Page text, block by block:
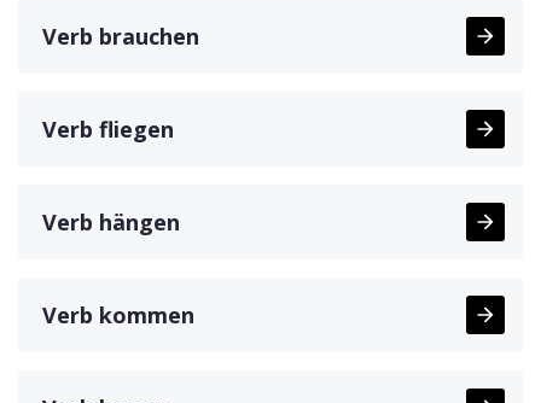
Verb brauchen
Verb fliegen
Verb hängen
Verb kommen